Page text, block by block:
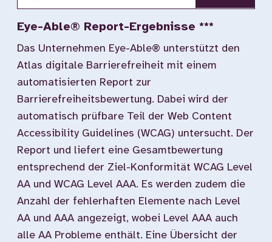
Eye-Able® Report-Ergebnisse ***
Das Unternehmen Eye-Able® unterstützt den
Atlas digitale Barrierefreiheit mit einem
automatisierten Report zur
Barrierefreiheitsbewertung. Dabei wird der
automatisch prüfbare Teil der Web Content
Accessibility Guidelines (WCAG) untersucht. Der
Report und liefert eine Gesamtbewertung
entsprechend der Ziel-Konformität WCAG Level
AA und WCAG Level AAA. Es werden zudem die
Anzahl der fehlerhaften Elemente nach Level
AA und AAA angezeigt, wobei Level AAA auch
alle AA Probleme enthält. Eine Übersicht der